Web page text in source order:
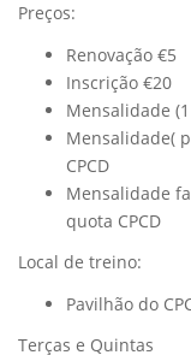
Preços:
Renovação €5
Inscrição €20
Mensalidade
Mensalidade(
CPCD
Mensalidade
quota CPCD
Local de treino:
Pavilhão do
Terças e Quintas